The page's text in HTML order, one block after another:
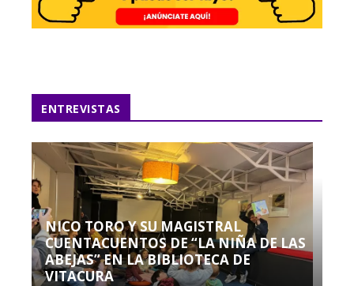
ENTREVISTAS
NICO TORO Y SU MAGISTRAL
CUENTACUENTOS DE “LA NIÑA DE LAS
ABEJAS” EN LA BIBLIOTECA DE
VITACURA